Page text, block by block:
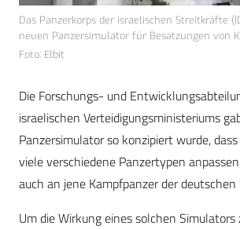
Das Panzerkorps der israelischen Streitkräfte
neuen Panzersimulator für Besatzungen von
Foto: Elbit
Die Forschungs- und
israelischen Verteidigungsministeriums
Panzersimulator so konzipiert wurde,
viele verschiedene Panzertypen
auch an jene Kampfpanzer der
Um die Wirkung eines solchen Simulators